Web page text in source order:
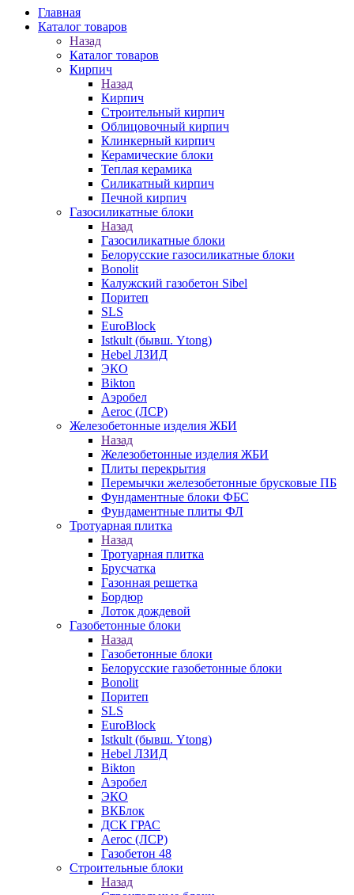
Главная
Каталог товаров
Назад
Каталог товаров
Кирпич
Назад
Кирпич
Строительный кирпич
Облицовочный кирпич
Клинкерный кирпич
Керамические блоки
Теплая керамика
Силикатный кирпич
Печной кирпич
Газосиликатные блоки
Назад
Газосиликатные блоки
Белорусские газосиликатные блоки
Bonolit
Калужский газобетон Sibel
Поритеп
SLS
EuroBlock
Istkult (бывш. Ytong)
Hebel ЛЗИД
ЭКО
Bikton
Аэробел
Aeroc (ЛСР)
Железобетонные изделия ЖБИ
Назад
Железобетонные изделия ЖБИ
Плиты перекрытия
Перемычки железобетонные брусковые ПБ
Фундаментные блоки ФБС
Фундаментные плиты ФЛ
Тротуарная плитка
Назад
Тротуарная плитка
Брусчатка
Газонная решетка
Бордюр
Лоток дождевой
Газобетонные блоки
Назад
Газобетонные блоки
Белорусские газобетонные блоки
Bonolit
Поритеп
SLS
EuroBlock
Istkult (бывш. Ytong)
Hebel ЛЗИД
Bikton
Аэробел
ЭКО
ВКБлок
ДСК ГРАС
Aeroc (ЛСР)
Газобетон 48
Строительные блоки
Назад